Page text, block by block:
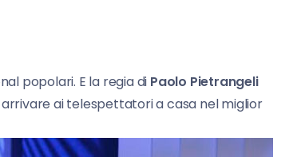
popolari. E la regia di Paolo Pietrangeli
ai telespettatori a casa nel miglior